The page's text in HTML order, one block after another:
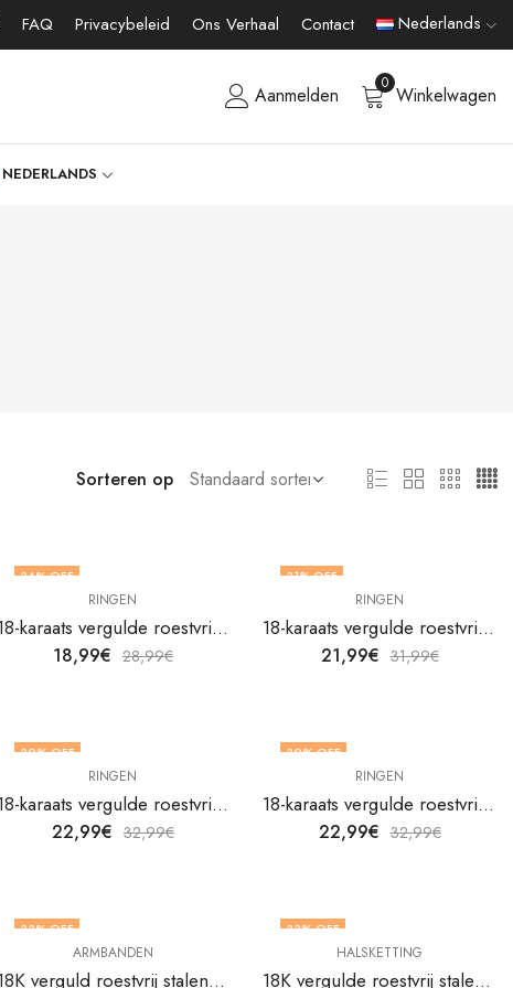
FAQ Privacybeleid Ons Verhaal Contact Nederlands
Aanmelden
0
Winkelwagen
NEDERLANDS
Sorteren op
34% OFF
RINGEN
18-karaats vergulde roestvrijstalen hartvingerring van V&F Jewelers
18,99€ 28,99€
31% OFF
RINGEN
18-karaats vergulde roestvrijstalen hartvingerring van V&F Jewelers
21,99€ 31,99€
30% OFF
RINGEN
18-karaats vergulde roestvrijstalen hartvingerring van V&F Jewelers
22,99€ 32,99€
30% OFF
RINGEN
18-karaats vergulde roestvrijstalen hartvingerring van V&F Jewelers
22,99€ 32,99€
33% OFF
ARMBANDEN
18K verguld roestvrij stalen enkelbandje van V&F Juweliers
33% OFF
HALSKETTING
18K vergulde roestvrij stalen slangenketting van V&F Juweliers